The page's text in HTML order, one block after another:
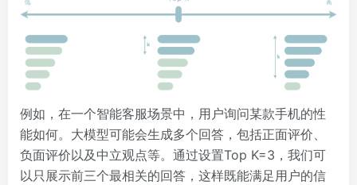
例如，在一个智能客服场景中，用户询问某款手机的性
能如何。大模型可能会生成多个回答，包括正面评价、
负面评价以及中立观点等。通过设置Top K=3，我们可
以只展示前三个最相关的回答，这样既能满足用户的信